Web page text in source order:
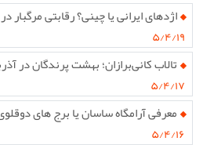
اژدهای ایرانی یا چینی؟ رقابتی مرگبار
۵/۴/۱۹
تالاب کانی‌برازان؛ بهشت پرندگان در
۵/۴/۱۷
معرفی آرامگاه ساسان یا برج های
۵/۴/۱۶